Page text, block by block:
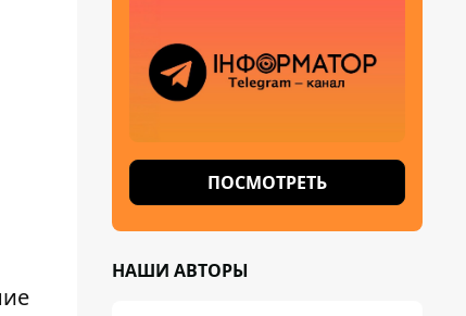
ПОСМОТРЕТЬ
НАШИ АВТОРЫ